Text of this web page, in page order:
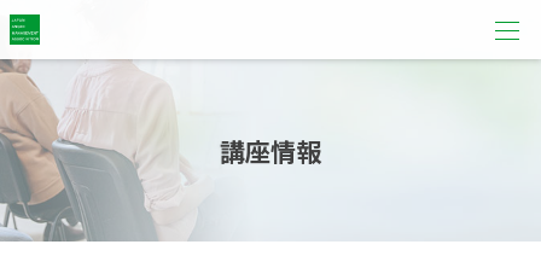
講座情報